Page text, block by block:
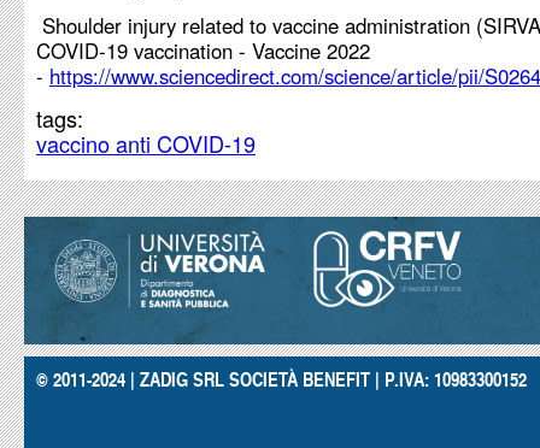
Shoulder injury related to vaccine administration
COVID-19 vaccination - Vaccine 2022
- https://www.sciencedirect.com/science/article/pii/
tags:
vaccino anti COVID-19
© 2011-2024 | ZADIG SRL SOCIETÀ BENEFIT | P.IVA: 10983300152